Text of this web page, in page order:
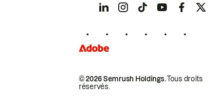
© 2026 Semrush Holdings.Tous droits
réservés.